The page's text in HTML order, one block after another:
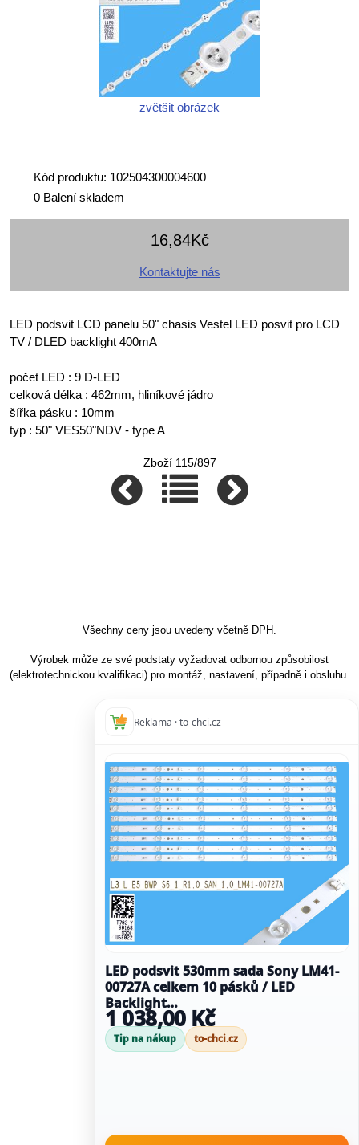
zvětšit obrázek
Kód produktu: 102504300004600
0 Balení skladem
16,84Kč
Kontaktujte nás
LED podsvit LCD panelu 50" chasis Vestel LED posvit pro LCD
TV / DLED backlight 400mA
počet LED : 9 D-LED
celková délka : 462mm, hliníkové jádro
šířka pásku : 10mm
typ : 50" VES50"NDV - type A
Zboží 115/897
Všechny ceny jsou uvedeny včetně DPH.
Výrobek může ze své podstaty vyžadovat odbornou způsobilost
(elektrotechnickou kvalifikaci) pro montáž, nastavení, případně i obsluhu.
Reklama · to-chci.cz
LED podsvit 530mm sada Sony LM41-
00727A celkem 10 pásků / LED
Backlight
L3_L_E5_BWP_S6_1_R1.0_SAN_1.0_LM41-
00727A
1 038,00 Kč
Tip na nákup to-chci.cz